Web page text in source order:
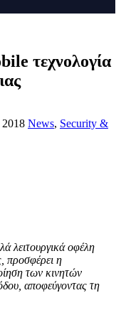
τεχνολογία
News, Security &
λειτουργικά οφέλη
προσφέρει η
των κινητών
αποφεύγοντας τη